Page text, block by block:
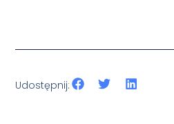
Udostępnij: